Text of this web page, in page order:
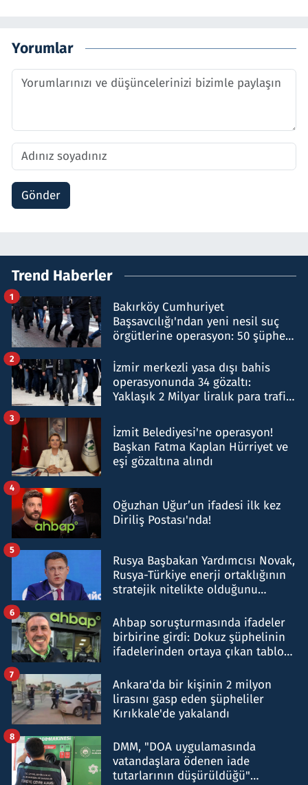
Yorumlar
Gönder
Trend Haberler
Bakırköy Cumhuriyet
Başsavcılığı'ndan yeni nesil suç
örgütlerine operasyon: 50 şüpheli
1
İzmir merkezli yasa dışı bahis
operasyonunda 34 gözaltı:
Yaklaşık 2 Milyar liralık para trafiği
2
İzmit Belediyesi'ne operasyon!
Başkan Fatma Kaplan Hürriyet ve
eşi gözaltına alındı
3
Oğuzhan Uğur’un ifadesi ilk kez
Diriliş Postası'nda!
4
Rusya Başbakan Yardımcısı Novak,
Rusya-Türkiye enerji ortaklığının
stratejik nitelikte olduğunu
5
Ahbap soruşturmasında ifadeler
birbirine girdi: Dokuz şüphelinin
ifadelerinden ortaya çıkan tablo
6
Ankara'da bir kişinin 2 milyon
lirasını gasp eden şüpheliler
Kırıkkale'de yakalandı
7
DMM, "DOA uygulamasında
vatandaşlara ödenen iade
tutarlarının düşürüldüğü"
8